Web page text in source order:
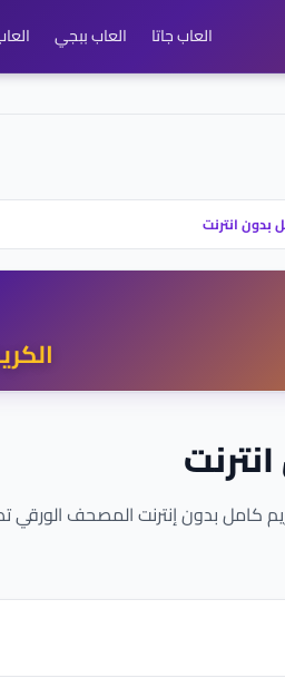
العاب جاتا العاب ببجي
بدون انترنت
كامل بدون إنترنت المصحف